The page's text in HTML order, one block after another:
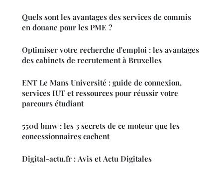
Quels sont les avantages des services de commis
en douane pour les PME ?
Optimiser votre recherche d'emploi : les avantages
des cabinets de recrutement à Bruxelles
ENT Le Mans Université : guide de connexion,
services IUT et ressources pour réussir votre
parcours étudiant
550d bmw : les 3 secrets de ce moteur que les
concessionnaires cachent
Digital-actu.fr : Avis et Actu Digitales